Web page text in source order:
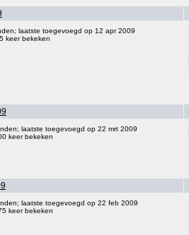
laatste toegevoegd op 12 apr 2009
keer bekeken
laatste toegevoegd op 22 mrt 2009
keer bekeken
laatste toegevoegd op 22 feb 2009
keer bekeken